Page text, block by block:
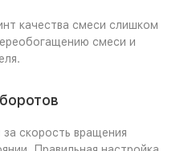
качества смеси слишком
смеси и
скорость вращения